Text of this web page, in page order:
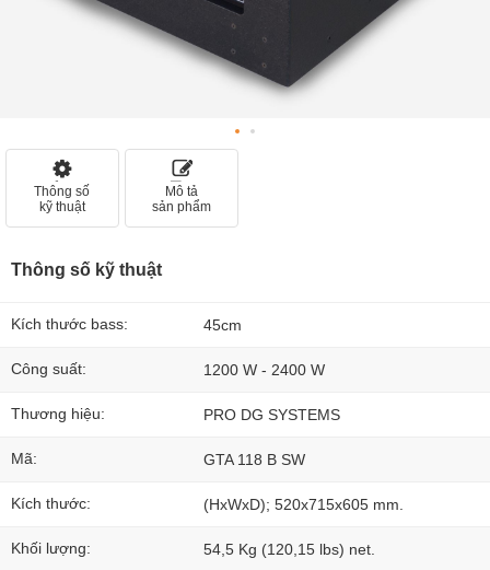
Thông số
kỹ thuật
Mô tả
sản phẩm
Thông số kỹ thuật
Kích thước bass: 45cm
Công suất: 1200 W - 2400 W
Thương hiệu: PRO DG SYSTEMS
Mã: GTA 118 B SW
Kích thước: (HxWxD); 520x715x605 mm.
Khối lượng: 54,5 Kg (120,15 lbs) net.